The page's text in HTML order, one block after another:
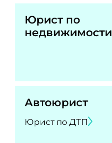
Юрист по
недвижимости
Автоюрист
Юрист по ДТП